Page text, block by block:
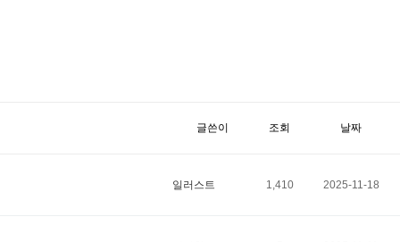
글쓴이 조회 날짜
일러스트 1,410 2025-11-18